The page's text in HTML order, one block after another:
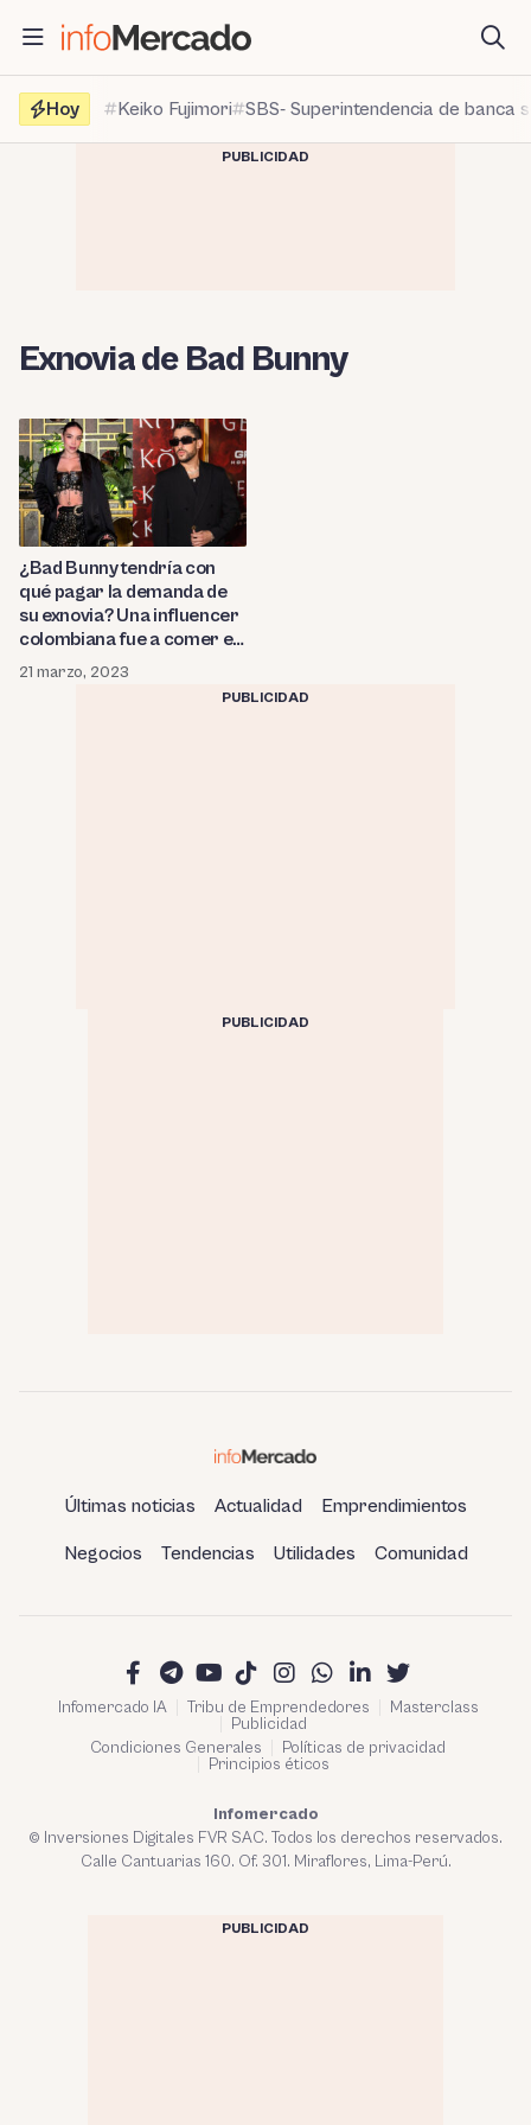
contenido
Hoy
Keiko Fujimori SBS- Superintendencia de banca
PUBLICIDAD
Exnovia de Bad Bunny
¿Bad Bunny tendría con
qué pagar la demanda de
su exnovia? Una influencer
colombiana fue a comer en
el restaurante del rapero y
mira cuánto hizo la factura
21 marzo, 2023
PUBLICIDAD
PUBLICIDAD
Últimas noticias Actualidad Emprendimientos
Negocios Tendencias Utilidades Comunidad
Infomercado IA Tribu de Emprendedores
Masterclass
Publicidad
Condiciones Generales
Políticas de privacidad
Principios éticos
Infomercado
© Inversiones Digitales FVR SAC. Todos los derechos reservados.
Calle Cantuarias 160. Of. 301. Miraflores, Lima-Perú.
PUBLICIDAD